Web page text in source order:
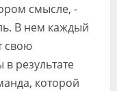
смысле, -
В нем каждый
свою
результате
которой